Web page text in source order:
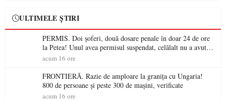
ULTIMELE ȘTIRI
PERMIS. Doi șoferi, două dosare penale în doar 24 de ore
la Petea! Unul avea permisul suspendat, celălalt nu a avut
niciodată permis
acum 16 ore
FRONTIERĂ. Razie de amploare la granița cu Ungaria!
800 de persoane și peste 300 de mașini, verificate
acum 16 ore